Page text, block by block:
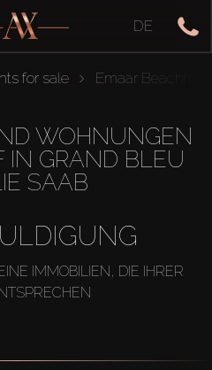
DE
for sale Emaar
WOHNUNGEN
IN GRAND BLEU
SAAB
IMMOBILIEN, DIE IHRER